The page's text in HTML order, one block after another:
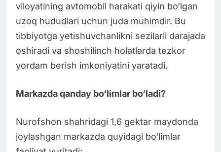
viloyatining avtomobil harakati qiyin bo‘lgan
uzoq hududlari uchun juda muhimdir. Bu
tibbiyotga yetishuvchanlikni sezilarli darajada
oshiradi va shoshilinch holatlarda tezkor
yordam berish imkoniyatini yaratadi.
Markazda qanday bo‘limlar bo‘ladi?
Nurofshon shahridagi 1,6 gektar maydonda
joylashgan markazda quyidagi bo‘limlar